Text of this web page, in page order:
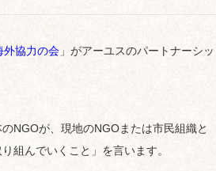
外協力の会 」がアーユスのパートナーシッ
NGOが、現地のNGOまたは市民組織と
組んでいくこと」を言います。